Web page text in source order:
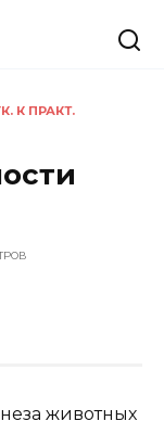
К ПРАКТ.
животных